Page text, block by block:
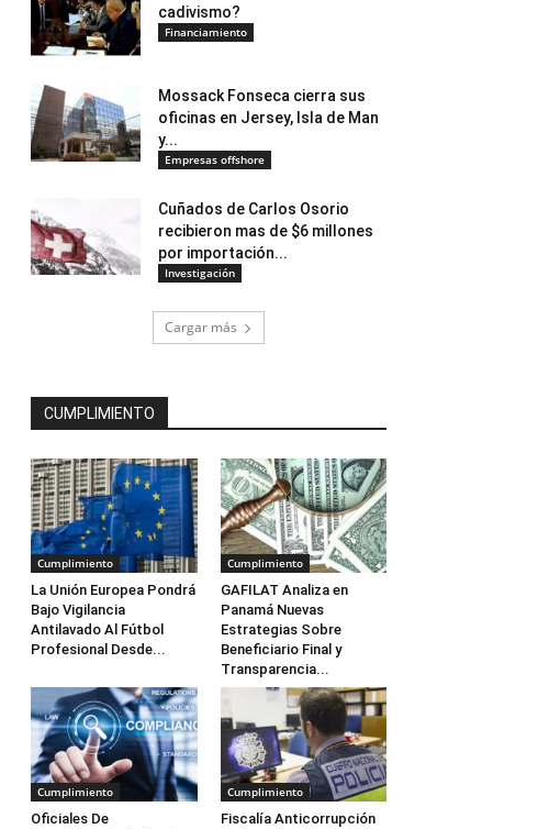
cadivismo?
Financiamiento
Mossack Fonseca cierra sus
oficinas en Jersey, Isla de Man
y...
Empresas offshore
Cuñados de Carlos Osorio
recibieron mas de $6 millones
por importación...
Investigación
Cargar más
CUMPLIMIENTO
Cumplimiento
La Unión Europea Pondrá
Bajo Vigilancia
Antilavado Al Fútbol
Profesional Desde...
Cumplimiento
GAFILAT Analiza en
Panamá Nuevas
Estrategias Sobre
Beneficiario Final y
Transparencia...
Cumplimiento
Oficiales De
Cumplimiento
Fiscalía Anticorrupción